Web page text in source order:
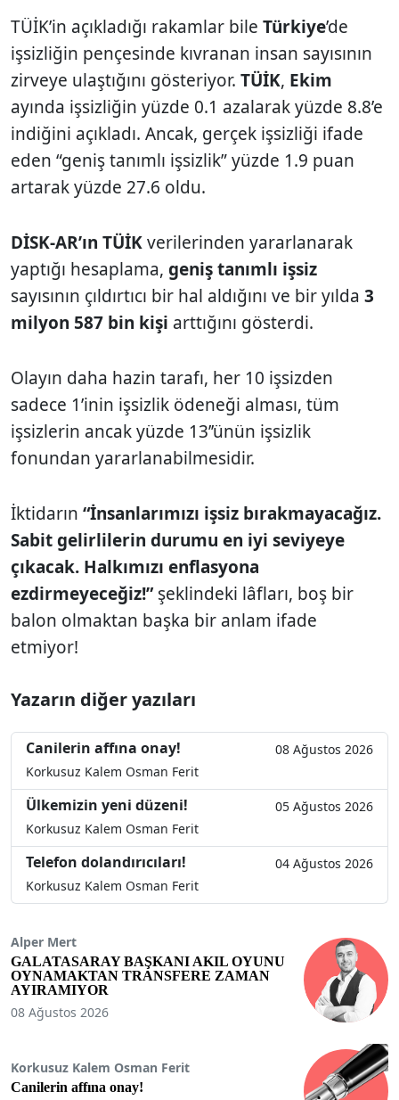
TÜİK’in açıkladığı rakamlar bile Türkiye’de
işsizliğin pençesinde kıvranan insan sayısının
zirveye ulaştığını gösteriyor. TÜİK, Ekim
ayında işsizliğin yüzde 0.1 azalarak yüzde 8.8’e
indiğini açıkladı. Ancak, gerçek işsizliği ifade
eden “geniş tanımlı işsizlik” yüzde 1.9 puan
artarak yüzde 27.6 oldu.
DİSK-AR’ın TÜİKverilerinden yararlanarak
yaptığı hesaplama, geniş tanımlı işsiz
sayısının çıldırtıcı bir hal aldığını ve bir yılda 3
milyon 587 bin kişi arttığını gösterdi.
Olayın daha hazin tarafı, her 10 işsizden
sadece 1’inin işsizlik ödeneği alması, tüm
işsizlerin ancak yüzde 13’’ünün işsizlik
fonundan yararlanabilmesidir.
İktidarın “İnsanlarımızı işsiz bırakmayacağız.
Sabit gelirlilerin durumu en iyi seviyeye
çıkacak. Halkımızı enflasyona
ezdirmeyeceğiz!”şeklindeki lâfları, boş bir
balon olmaktan başka bir anlam ifade
etmiyor!
Yazarın diğer yazıları
Canilerin affına onay!
08 Ağustos 2026
Korkusuz Kalem Osman Ferit
Ülkemizin yeni düzeni!
05 Ağustos 2026
Korkusuz Kalem Osman Ferit
Telefon dolandırıcıları!
04 Ağustos 2026
Korkusuz Kalem Osman Ferit
Alper Mert
GALATASARAY BAŞKANI AKIL OYUNU
OYNAMAKTAN TRANSFERE ZAMAN
AYIRAMIYOR
08 Ağustos 2026
Korkusuz Kalem Osman Ferit
Canilerin affına onay!